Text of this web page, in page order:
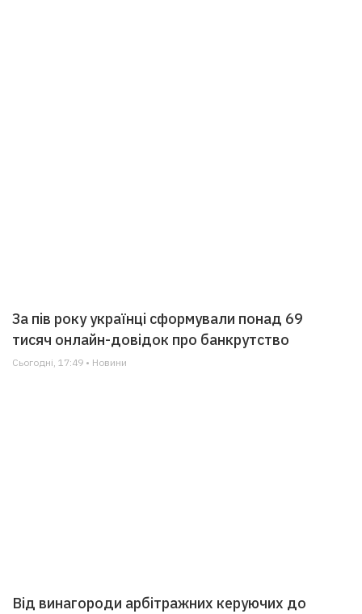
За пів року українці сформували понад 69
тисяч онлайн-довідок про банкрутство
Сьогодні, 17:49 • Новини
Від винагороди арбітражних керуючих до